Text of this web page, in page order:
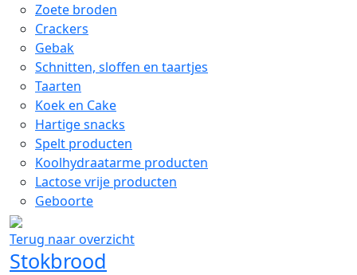
Zoete broden
Crackers
Gebak
Schnitten, sloffen en taartjes
Taarten
Koek en Cake
Hartige snacks
Spelt producten
Koolhydraatarme producten
Lactose vrije producten
Geboorte
Terug naar overzicht
Stokbrood